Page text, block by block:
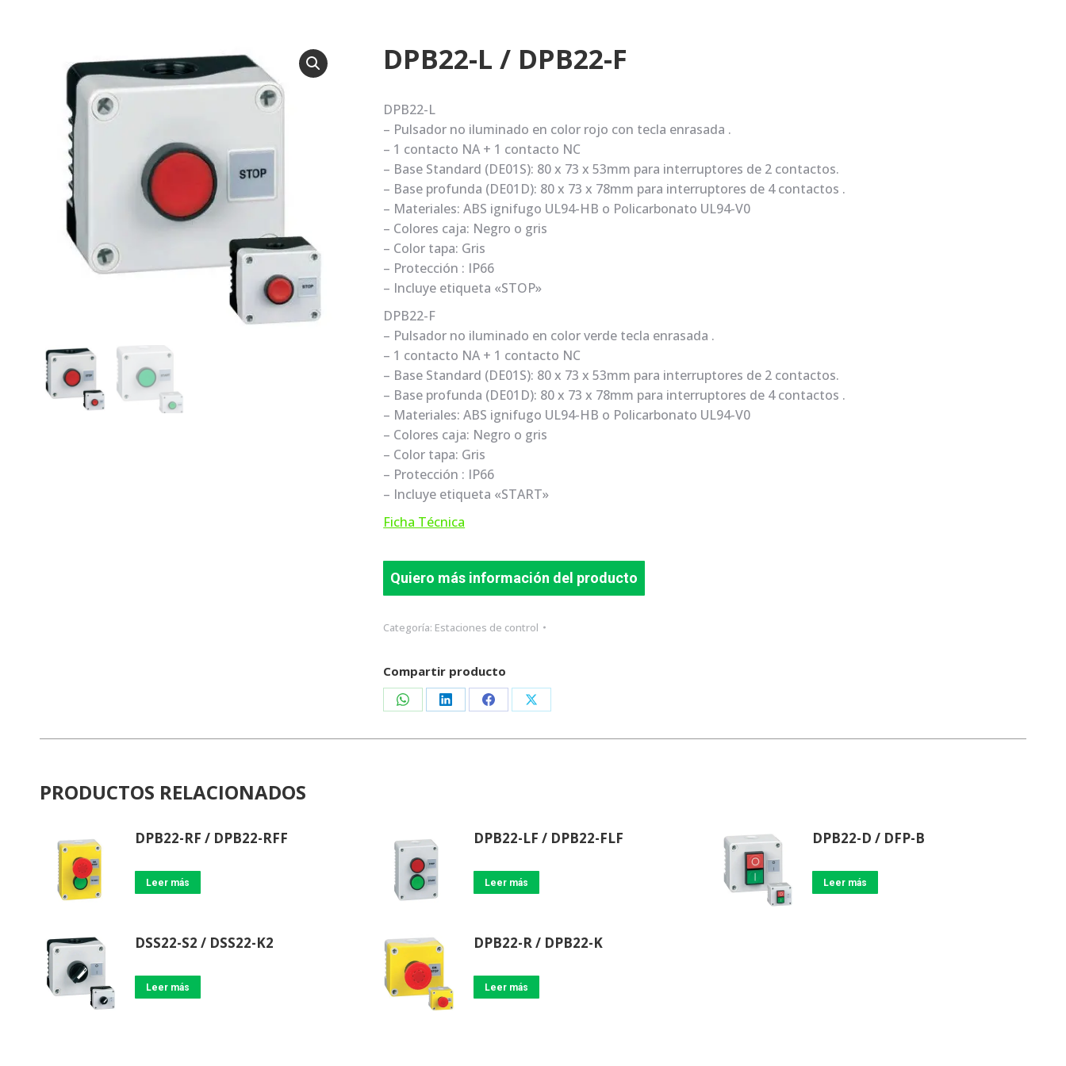
DPB22-L / DPB22-F
DPB22-L
– Pulsador no iluminado en color rojo con tecla enrasada .
– 1 contacto NA + 1 contacto NC
– Base Standard (DE01S): 80 x 73 x 53mm para interruptores de 2 contactos.
– Base profunda (DE01D): 80 x 73 x 78mm para interruptores de 4 contactos .
– Materiales: ABS ignifugo UL94-HB o Policarbonato UL94-V0
– Colores caja: Negro o gris
– Color tapa: Gris
– Protección : IP66
– Incluye etiqueta «STOP»
DPB22-F
– Pulsador no iluminado en color verde tecla enrasada .
– 1 contacto NA + 1 contacto NC
– Base Standard (DE01S): 80 x 73 x 53mm para interruptores de 2 contactos.
– Base profunda (DE01D): 80 x 73 x 78mm para interruptores de 4 contactos .
– Materiales: ABS ignifugo UL94-HB o Policarbonato UL94-V0
– Colores caja: Negro o gris
– Color tapa: Gris
– Protección : IP66
– Incluye etiqueta «START»
Ficha Técnica
Quiero más información del producto
Categoría: Estaciones de control
Compartir producto
Share
on
Share
on
Share
on
Share
on
PRODUCTOS RELACIONADOS
DPB22-RF / DPB22-RFF
Leer más
DPB22-LF / DPB22-FLF
Leer más
DPB22-D / DFP-B
Leer más
DSS22-S2 / DSS22-K2
Leer más
DPB22-R / DPB22-K
Leer más